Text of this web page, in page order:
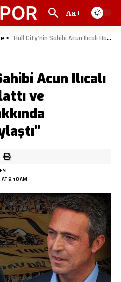
Aa
> “Hull City’nin Sahibi Acun Ilıcalı Hayallerini Anlattı ve Fenerbahçe Hakkında Görüşlerini Paylaştı”
Acun Ilıcalı
ve
AT 9:18 AM